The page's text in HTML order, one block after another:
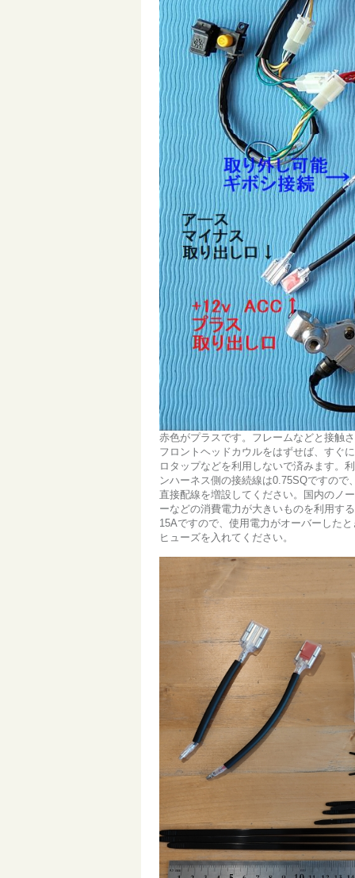
赤色がプラスです。フレームなどと接触
フロントヘッドカウルをはずせば、すぐ
ロタップなどを利用しないで済みます。
ンハーネス側の接続線は0.75SQですの
直接配線を増設してください。国内のノ
ーなどの消費電力が大きいものを利用す
15Aですので、使用電力がオーバーした
ヒューズを入れてください。